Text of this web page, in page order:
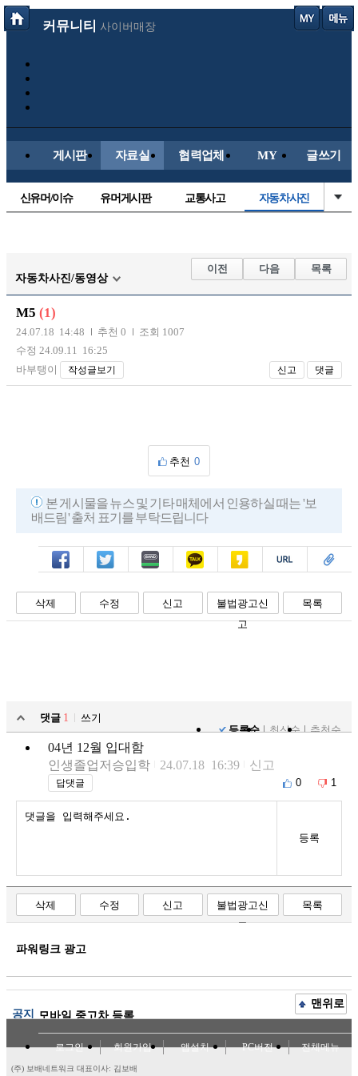
커뮤니티 사이버매장
게시판 자료실 협력업체 MY 글쓰기
신유머/이슈 유머게시판 교통사고 자동차사진
자유사진 군사/무기
트럭/버스 항공/해운/철도
장착시공사진
자동차사진/동영상
이전 다음 목록
M5 (1)
24.07.18 14:48 추천 0
조회 1007
수정 24.09.11 16:25
바부탱이
작성글보기 신고 댓글
추천 0
본 게시물을 뉴스 및 기타 매체에서 인용하실 때는 '보
배드림' 출처 표기를 부탁드립니다
페북 트윗 밴드 카톡 카스 복사 스크랩
삭제 수정 신고
불법광고신
고
목록
댓글 1
쓰기
등록순
최신순 추천순
04년 12월 입대함
인생졸업저승입학
24.07.18 16:39 신고
답댓글 0 1
등록
삭제 수정 신고
불법광고신
고
목록
파워링크 광고
공지 모바일 중고차 등록
맨위로
로그인 회원가입 앱설치 PC버전 전체메뉴
(주) 보배네트워크 대표이사: 김보배